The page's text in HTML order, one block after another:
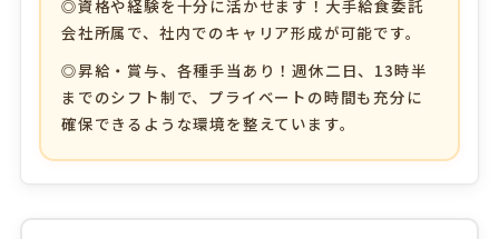
◎資格や経験を十分に活かせます！大手給食委託
会社所属で、社内でのキャリア形成が可能です。
◎昇給・賞与、各種手当あり！週休二日、13時半
までのシフト制で、プライベートの時間も充分に
確保できるような環境を整えています。